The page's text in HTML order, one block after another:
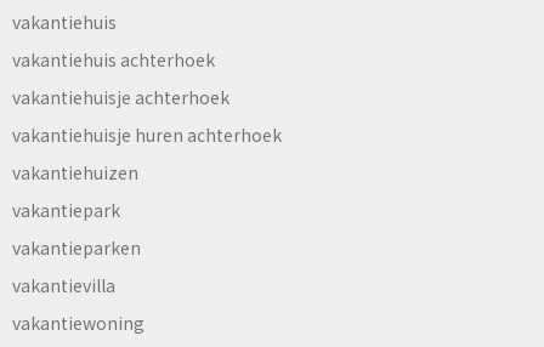
vakantiehuis
vakantiehuis achterhoek
vakantiehuisje achterhoek
vakantiehuisje huren achterhoek
vakantiehuizen
vakantiepark
vakantieparken
vakantievilla
vakantiewoning